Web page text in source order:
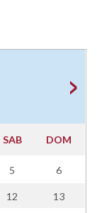
SAB DOM
5 6
12 13